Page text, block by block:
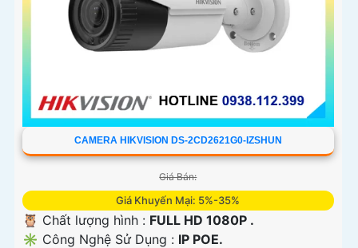
CAMERA HIKVISION DS-2CD2621G0-IZSHUN
Giá Bán:
Giá Khuyến Mại: 5%-35%
🦉 Chất lượng hình : FULL HD 1080P .
✳️ Công Nghệ Sử Dụng : IP POE.